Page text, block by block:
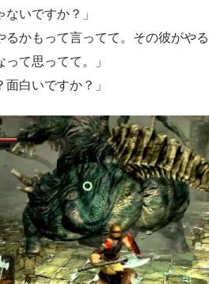
いですか？」
るかもって言ってて。その彼がや
て思ってて。」
白いですか？」